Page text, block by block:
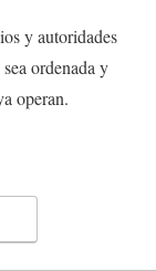
y autoridades
ordenada y
operan.